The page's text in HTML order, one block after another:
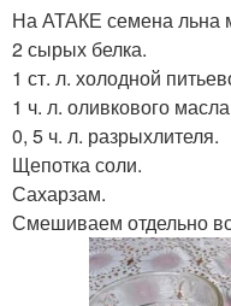
На АТАКЕ семена льна
2 сырых белка.
1 ст. л. холодной
1 ч. л. оливкового
0, 5 ч. л. разрыхлителя.
Щепотка соли.
Сахарзам.
Смешиваем отдельно